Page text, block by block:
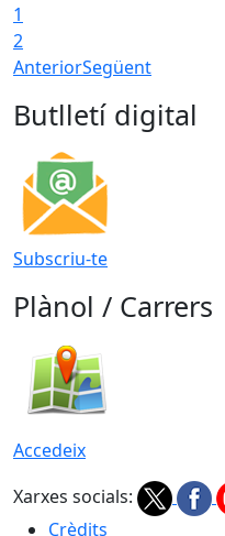
1
2
AnteriorSegüent
Butlletí digital
Subscriu-te
Plànol / Carrers
Accedeix
Xarxes socials:
Crèdits